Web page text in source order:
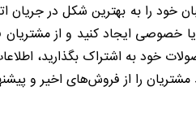
خود را به بهترین شکل در جریان
خصوصی ایجاد کنید و از
خود به اشتراک بگذارید،
را از فروش‌های اخیر و